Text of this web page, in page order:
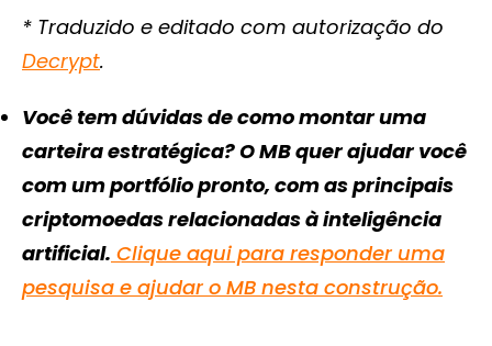
* Traduzido e editado com autorização do
Decrypt.
Você tem dúvidas de como montar uma
carteira estratégica? O MB quer ajudar você
com um portfólio pronto, com as principais
criptomoedas relacionadas à inteligência
artificial. Clique aqui para responder uma
pesquisa e ajudar o MB nesta construção.